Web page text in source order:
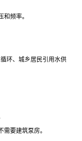
频率。
环、城乡居民引用水供
要建筑泵房。